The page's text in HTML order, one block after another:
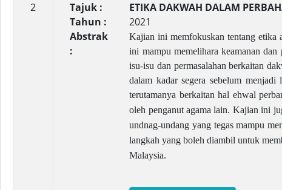
2 Tajuk :
ETIKA DAKWAH DALAM
Tahun :
2021
Abstrak
:
Kajian ini memfokuskan tentang etika
ini mampu memelihara keamanan
isu-isu dan permasalahan berkaitan
dalam kadar segera sebelum
terutamanya berkaitan hal ehwal
oleh penganut agama lain. Kajian ini
undnag-undang yang tegas mampu
langkah yang boleh diambil untuk
Malaysia.